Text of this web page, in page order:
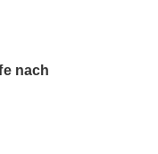
nach